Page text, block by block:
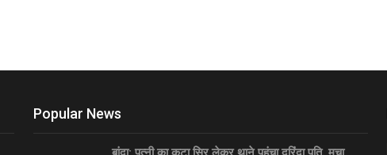
Popular News